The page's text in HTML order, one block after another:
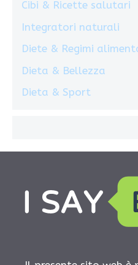
Cibi & Ricette salutari
Integratori naturali
Diete & Regimi
Dieta & Bellezza
Dieta & Sport